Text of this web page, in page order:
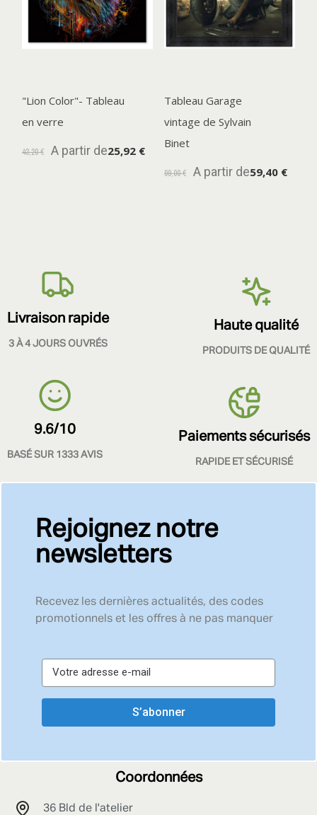
"Lion Color"- Tableau
en verre
43,20 € A partir de25,92 €
Tableau Garage
vintage de Sylvain
Binet
99,00 € A partir de59,40 €
Livraison rapide
3 À 4 JOURS OUVRÉS
Haute qualité
PRODUITS DE QUALITÉ
9.6/10
BASÉ SUR 1333 AVIS
Paiements sécurisés
RAPIDE ET SÉCURISÉ
Rejoignez notre
newsletters
Recevez les dernières actualités, des codes
promotionnels et les offres à ne pas manquer
S’abonner
Coordonnées
36 Bld de l'atelier